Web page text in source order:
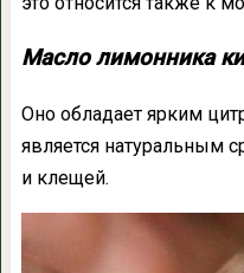
Масло лимонника
Оно обладает ярким
является натуральным
и клещей.